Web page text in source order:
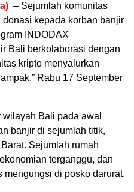
– Sejumlah komunitas
donasi kepada korban banjir
INDODAX
Bali berkolaborasi dengan
kripto menyalurkan
Rabu 17 September
Bali pada awal
banjir di sejumlah titik,
Sejumlah rumah
terganggu, dan
mengungsi di posko darurat.